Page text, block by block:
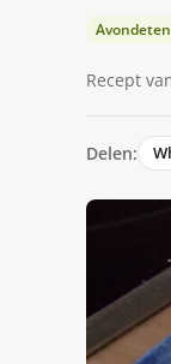
Recept
Delen: